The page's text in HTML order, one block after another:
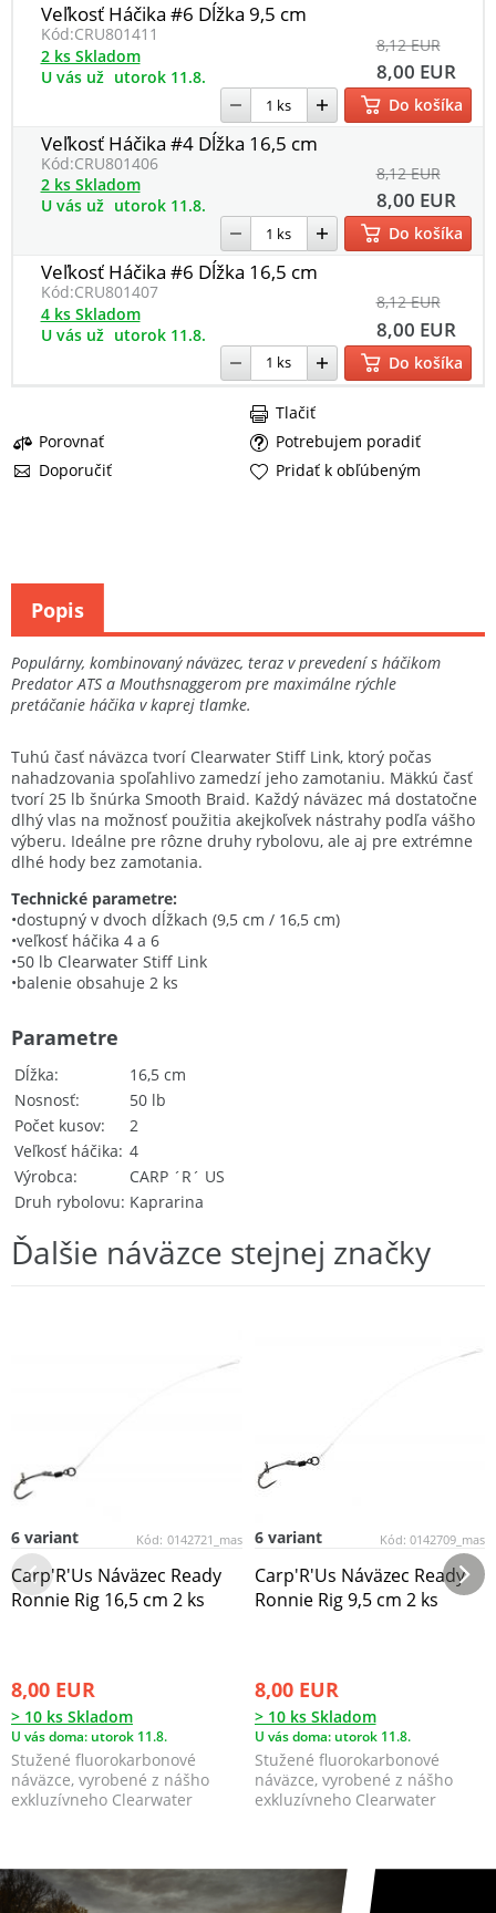
Veľkosť Háčika #6 Dĺžka 9,5 cm
Kód:CRU801411 8,12 EUR
8,00 EUR
2 ks Skladom
U vás už utorok 11.8.
Do košíka
Veľkosť Háčika #4 Dĺžka 16,5 cm
Kód:CRU801406 8,12 EUR
8,00 EUR
2 ks Skladom
U vás už utorok 11.8.
Do košíka
Veľkosť Háčika #6 Dĺžka 16,5 cm
Kód:CRU801407 8,12 EUR
8,00 EUR
4 ks Skladom
U vás už utorok 11.8.
Do košíka
Porovnať
Potrebujem poradiť
Doporučiť
Tlačiť
Pridať k obľúbeným
Populárny, kombinovaný náväzec, teraz v prevedení s háčikom
Predator ATS a Mouthsnaggerom pre maximálne rýchle
pretáčanie háčika v kaprej tlamke.
Tuhú časť náväzca tvorí Clearwater Stiff Link, ktorý počas
nahadzovania spoľahlivo zamedzí jeho zamotaniu. Mäkkú časť
tvorí 25 lb šnúrka Smooth Braid. Každý náväzec má dostatočne
dlhý vlas na možnosť použitia akejkoľvek nástrahy podľa vášho
výberu. Ideálne pre rôzne druhy rybolovu, ale aj pre extrémne
dlhé hody bez zamotania.
Technické parametre:
•dostupný v dvoch dĺžkach (9,5 cm / 16,5 cm)
•veľkosť háčika 4 a 6
•50 lb Clearwater Stiff Link
•balenie obsahuje 2 ks
Dĺžka
16,5 cm
Nosnosť
50 lb
Počet kusov
2
Veľkosť háčika 4
Výrobca
CARP ´R´ US
Druh rybolovu Kaprarina
Parametre
Popis
Ďalšie náväzce stejnej značky
Kód: 0142721_mas
6 variant
Carp'R'Us Náväzec Ready
Ronnie Rig 16,5 cm 2 ks
8,00 EUR
> 10 ks Skladom
U vás doma: utorok 11.8.
Stužené fluorokarbonové
náväzce, vyrobené z nášho
exkluzívneho Clearwater
Kód: 0142709_mas
6 variant
Carp'R'Us Náväzec Ready
Ronnie Rig 9,5 cm 2 ks
8,00 EUR
> 10 ks Skladom
U vás doma: utorok 11.8.
Stužené fluorokarbonové
náväzce, vyrobené z nášho
exkluzívneho Clearwater